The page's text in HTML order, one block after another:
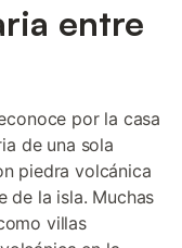
entre
por la casa
de una sola
piedra volcánica
de la isla. Muchas
villas